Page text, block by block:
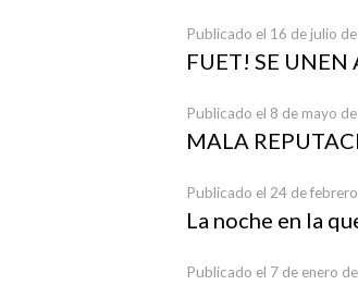
Publicado el 16 de julio
FUET! SE UNEN
Publicado el 8 de mayo
MALA
Publicado el 24 de
La noche en la
Publicado el 7 de enero